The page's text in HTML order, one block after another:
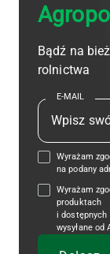
Bądź na
rolnictwa
E-MAIL
Wyrażam
na podany
Wyrażam
produktach
i
wysyłane od